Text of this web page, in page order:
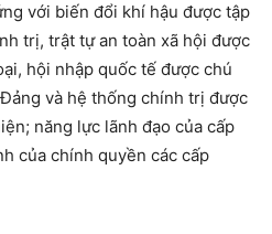
với biến đổi khí hậu được tập
trị, trật tự an toàn xã hội được
hội nhập quốc tế được chú
và hệ thống chính trị được
năng lực lãnh đạo của cấp
của chính quyền các cấp